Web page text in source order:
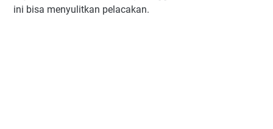
ini bisa menyulitkan pelacakan.